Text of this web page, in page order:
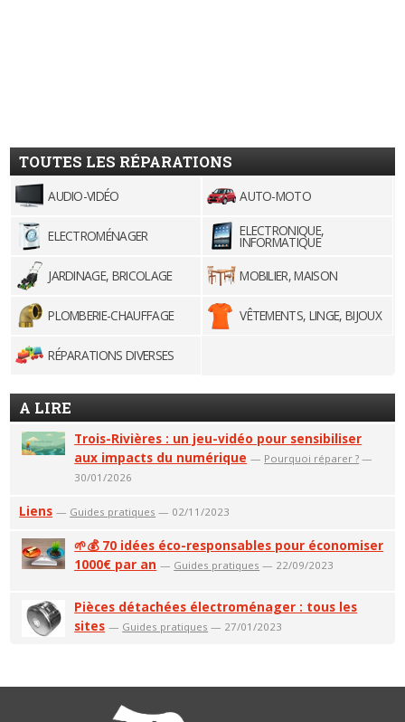
TOUTES LES RÉPARATIONS
AUDIO-VIDÉO AUTO-MOTO
ELECTROMÉNAGER ELECTRONIQUE,
INFORMATIQUE
JARDINAGE, BRICOLAGE
MOBILIER, MAISON
PLOMBERIE-CHAUFFAGE VÊTEMENTS, LINGE, BIJOUX
RÉPARATIONS DIVERSES
A LIRE
Trois-Rivières : un jeu-vidéo pour sensibiliser
aux impacts du numérique — Pourquoi réparer ? —
30/01/2026
Liens — Guides pratiques — 02/11/2023
🌱💰 70 idées éco-responsables pour économiser
1000€ par an — Guides pratiques — 22/09/2023
Pièces détachées électroménager : tous les
sites — Guides pratiques — 27/01/2023